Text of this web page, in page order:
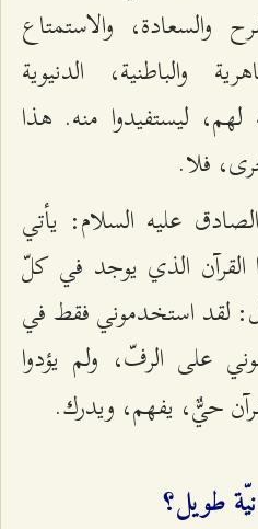
والسعادة، والاستمتاع
والباطنية، الدنيوية
لهم، ليستفيدوا منه. هذا
فلا.
عليه السلام: يأتي
القرآن الذي يوجد في كلّ
لقد استخدموني فقط في
على الرفّ، ولم يؤدوا
حيٌّ، يفهم، ويدرك.
طويل؟